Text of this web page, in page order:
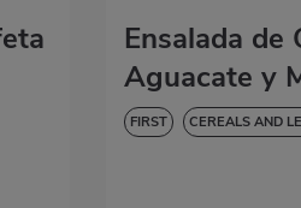
Ensalada de
Aguacate y
FIRST CEREALS AND